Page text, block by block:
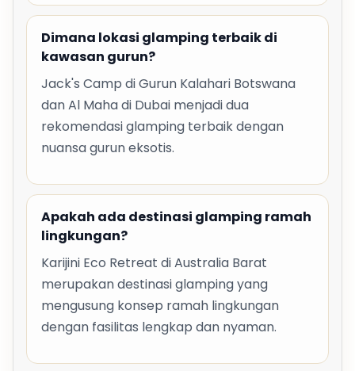
Dimana lokasi glamping terbaik di
kawasan gurun?
Jack's Camp di Gurun Kalahari Botswana
dan Al Maha di Dubai menjadi dua
rekomendasi glamping terbaik dengan
nuansa gurun eksotis.
Apakah ada destinasi glamping ramah
lingkungan?
Karijini Eco Retreat di Australia Barat
merupakan destinasi glamping yang
mengusung konsep ramah lingkungan
dengan fasilitas lengkap dan nyaman.